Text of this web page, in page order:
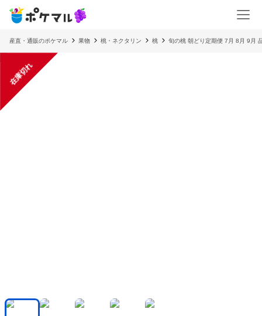
産直・通販のポケマル 果物 桃・ネクタリン 桃 旬の桃 朝どり定期便 7月 8月 9月
在庫切れ